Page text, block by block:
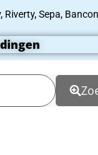
Riverty, Sepa,